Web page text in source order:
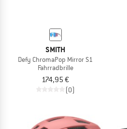
SMITH
Defy ChromaPop Mirror S1
Fahrradbrille
174,95 €
(0)